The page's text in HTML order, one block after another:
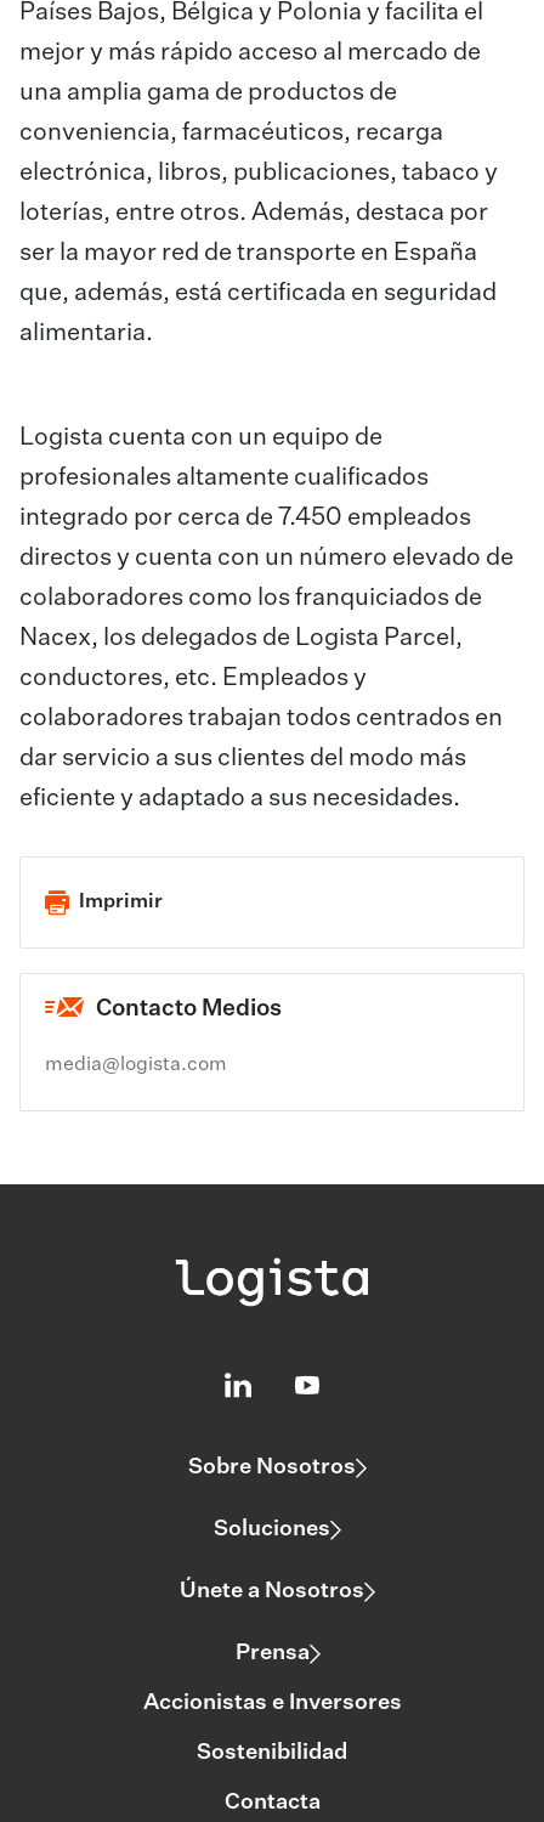
Países Bajos, Bélgica y Polonia y facilita el
mejor y más rápido acceso al mercado de
una amplia gama de productos de
conveniencia, farmacéuticos, recarga
electrónica, libros, publicaciones, tabaco y
loterías, entre otros. Además, destaca por
ser la mayor red de transporte en España
que, además, está certificada en seguridad
alimentaria.
Logista cuenta con un equipo de
profesionales altamente cualificados
integrado por cerca de 7.450 empleados
directos y cuenta con un número elevado de
colaboradores como los franquiciados de
Nacex, los delegados de Logista Parcel,
conductores, etc. Empleados y
colaboradores trabajan todos centrados en
dar servicio a sus clientes del modo más
eficiente y adaptado a sus necesidades.
Imprimir
Contacto Medios
media@logista.com
Sobre Nosotros
Soluciones
Únete a Nosotros
Prensa
Accionistas e Inversores
Sostenibilidad
Contacta